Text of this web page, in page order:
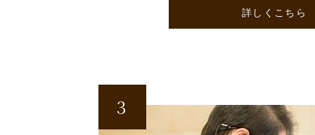
詳しくこちら
3